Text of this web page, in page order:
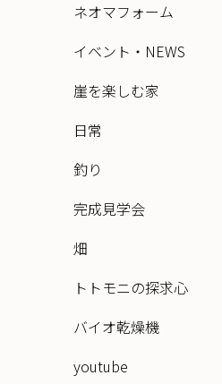
ネオマフォーム
イベント・NEWS
崖を楽しむ家
日常
釣り
完成見学会
畑
トトモニの探求心
バイオ乾燥機
youtube